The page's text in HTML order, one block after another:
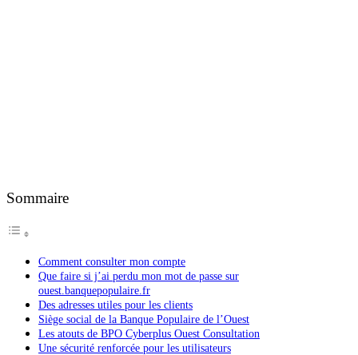
Sommaire
Comment consulter mon compte
Que faire si j’ai perdu mon mot de passe sur
ouest.banquepopulaire.fr
Des adresses utiles pour les clients
Siège social de la Banque Populaire de l’Ouest
Les atouts de BPO Cyberplus Ouest Consultation
Une sécurité renforcée pour les utilisateurs